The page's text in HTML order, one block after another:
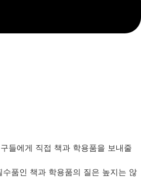
들에게 직접 책과 학용품을 보내줄
품인 책과 학용품의 질은 높지는 않